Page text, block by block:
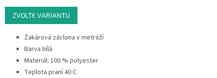
Měrná
cena:
ZVOLTE VARIANTU
Žakárová záclona v metráží
Barva bílá
Materiál: 100 % polyester
Teplota praní 40 C